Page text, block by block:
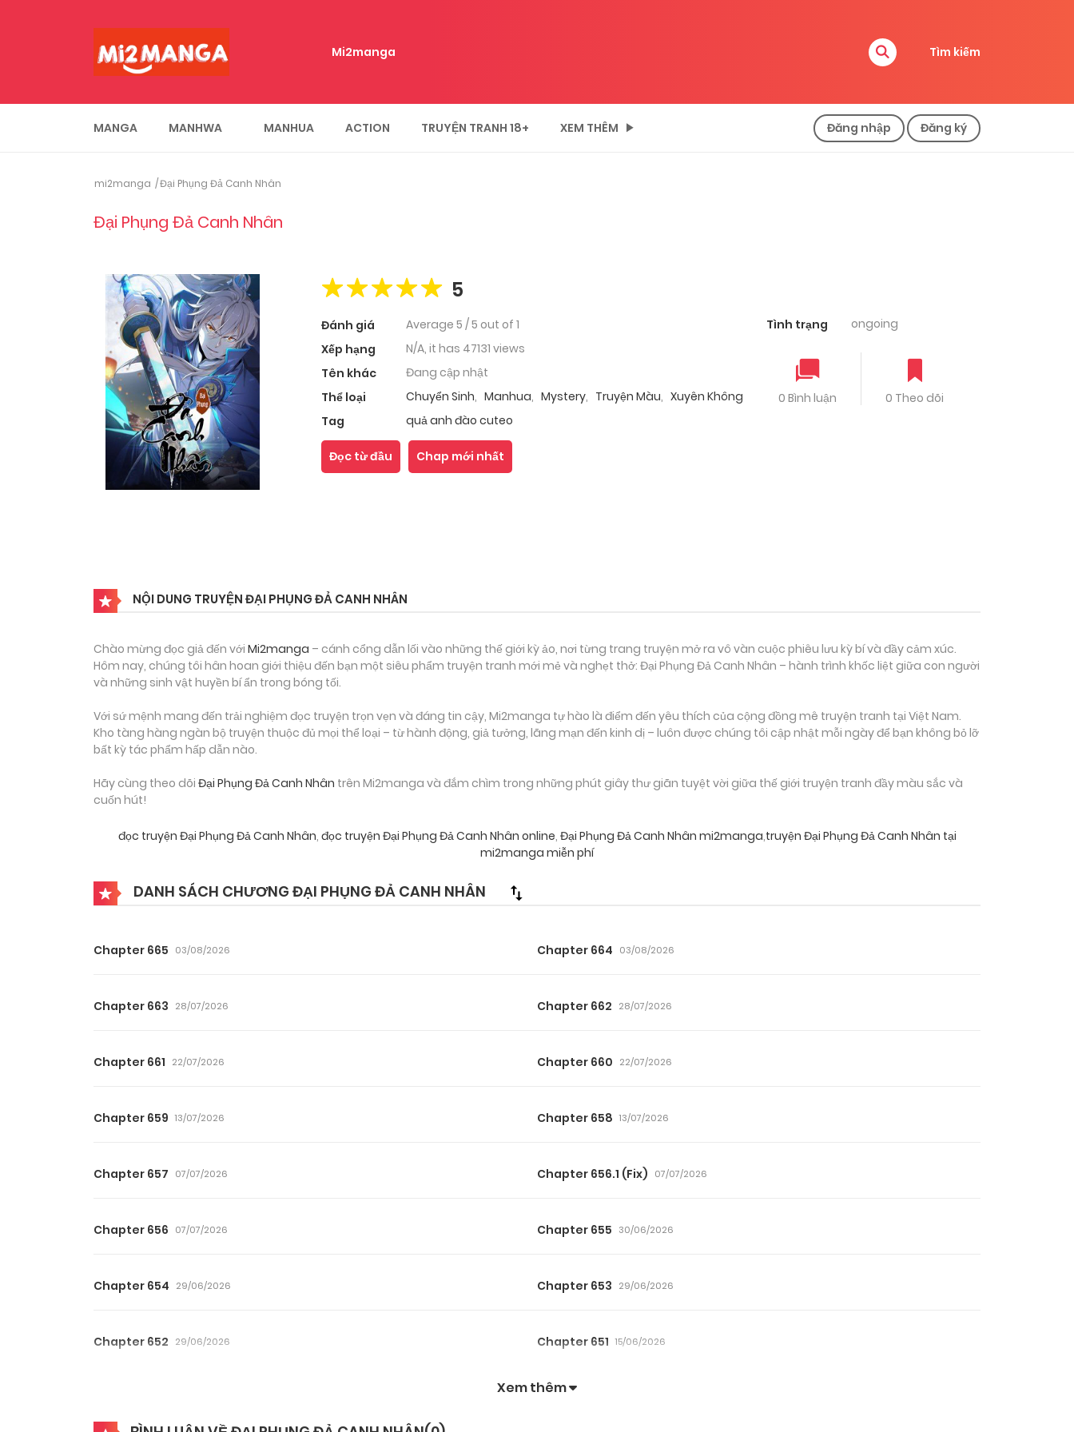
Mi2manga Tìm kiếm
MANGA MANHWA MANHUA ACTION TRUYỆN TRANH 18+ XEM THÊM Đăng nhập Đăng ký
mi2manga Đại Phụng Đả Canh Nhân
Đại Phụng Đả Canh Nhân
5
Đánh giá Average 5 /5 out of 1
Xếp hạng
N/A, it has 47131 views
Tên khác
Đang cập nhật
Thể loại
Chuyển Sinh, Manhua, Mystery, Truyện Màu, Xuyên Không
Tag
quả anh đào cuteo
Tình trạng ongoing
0 Bình luận 0 Theo dõi
Đọc từ đầu Chap mới nhất
NỘI DUNG TRUYỆN ĐẠI PHỤNG ĐẢ CANH NHÂN
Chào mừng đọc giả đến với Mi2manga – cánh cổng dẫn lối vào những thế giới kỳ ảo, nơi từng trang truyện mở ra vô vàn cuộc phiêu lưu kỳ bí và đầy cảm xúc.
Hôm nay, chúng tôi hân hoan giới thiệu đến bạn một siêu phẩm truyện tranh mới mẻ và nghẹt thở: Đại Phụng Đả Canh Nhân – hành trình khốc liệt giữa con người
và những sinh vật huyền bí ẩn trong bóng tối.
Với sứ mệnh mang đến trải nghiệm đọc truyện trọn vẹn và đáng tin cậy, Mi2manga tự hào là điểm đến yêu thích của cộng đồng mê truyện tranh tại Việt Nam.
Kho tàng hàng ngàn bộ truyện thuộc đủ mọi thể loại – từ hành động, giả tưởng, lãng mạn đến kinh dị – luôn được chúng tôi cập nhật mỗi ngày để bạn không bỏ lỡ
bất kỳ tác phẩm hấp dẫn nào.
Hãy cùng theo dõi Đại Phụng Đả Canh Nhân trên Mi2manga và đắm chìm trong những phút giây thư giãn tuyệt vời giữa thế giới truyện tranh đầy màu sắc và
cuốn hút!
đọc truyện Đại Phụng Đả Canh Nhân, đọc truyện Đại Phụng Đả Canh Nhân online, Đại Phụng Đả Canh Nhân mi2manga,truyện Đại Phụng Đả Canh Nhân tại
mi2manga miễn phí
DANH SÁCH CHƯƠNG ĐẠI PHỤNG ĐẢ CANH NHÂN
Chapter 665 03/08/2026 Chapter 664 03/08/2026
Chapter 663 28/07/2026 Chapter 662 28/07/2026
Chapter 661 22/07/2026 Chapter 660 22/07/2026
Chapter 659 13/07/2026 Chapter 658 13/07/2026
Chapter 657 07/07/2026 Chapter 656.1 (Fix) 07/07/2026
Chapter 656 07/07/2026 Chapter 655 30/06/2026
Chapter 654 29/06/2026 Chapter 653 29/06/2026
Chapter 652 29/06/2026 Chapter 651 15/06/2026
Chapter 649
Xem thêm